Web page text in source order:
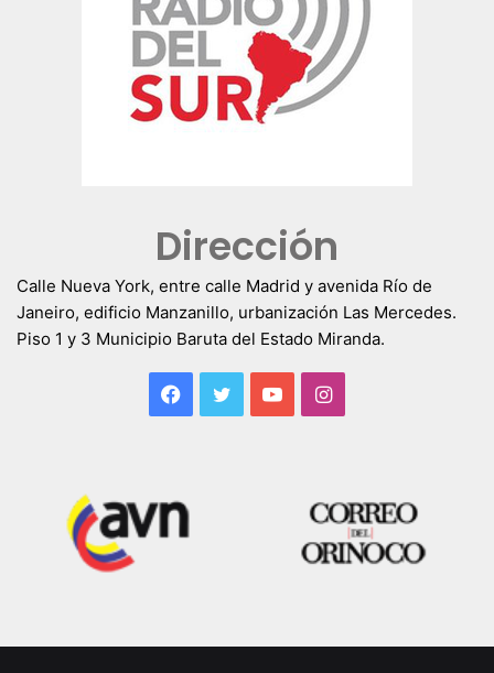
Dirección
Calle Nueva York, entre calle Madrid y avenida Río de
Janeiro, edificio Manzanillo, urbanización Las Mercedes.
Piso 1 y 3 Municipio Baruta del Estado Miranda.
Facebook
TwitterYouTubeInstagram